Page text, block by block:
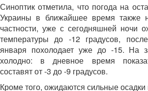
Синоптик отметила, что погода на
Украины в ближайшее время также
частности, уже с сегодняшней ночи
температуры до -12 градусов,
января похолодает уже до -15. На
холодно: в дневное время
составят от -3 до -9 градусов.
Кроме того, ожидаются сильные осадки